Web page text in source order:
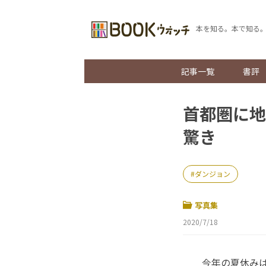
本を知る。本で知る
記事一覧 書評
首都圏に
驚き
ダンジョン
写真集
2020/7/18
今年の夏休み